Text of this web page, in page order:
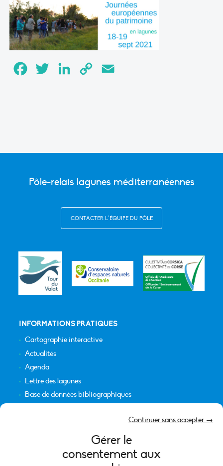
Gérer le
consentement aux
Continuer sans accepter →
FacebookTwitter LinkedInCopy
Pôle-relais lagunes méditerranéennes
CONTACTER L’ÉQUIPE DU PÔLE
INFORMATIONS PRATIQUES
Cartographie interactive
Actualités
Agenda
Lettre des lagunes
Base de données bibliographiques
Mentions légales